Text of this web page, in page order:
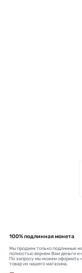
100% подлинная монета
Мы продаем только подлинные
полностью вернем Вам деньги и
По запросу мы можем оформить
товар из нашего магазина.